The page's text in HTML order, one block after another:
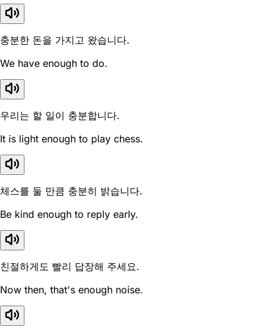
충분한 돈을 가지고 왔습니다.
We have enough to do.
우리는 할 일이 충분합니다.
It is light enough to play chess.
체스를 둘 만큼 충분히 밝습니다.
Be kind enough to reply early.
친절하게도 빨리 답장해 주세요.
Now then, that's enough noise.